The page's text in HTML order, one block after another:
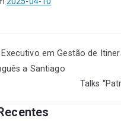
em Gestão de
a Santiago
Talks